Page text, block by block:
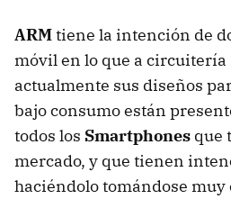
ARMtiene la intención de
móvil en lo que a circuitería
actualmente sus diseños
bajo consumo están
todos los Smartphones que
mercado, y que tienen
haciéndolo tomándose muy